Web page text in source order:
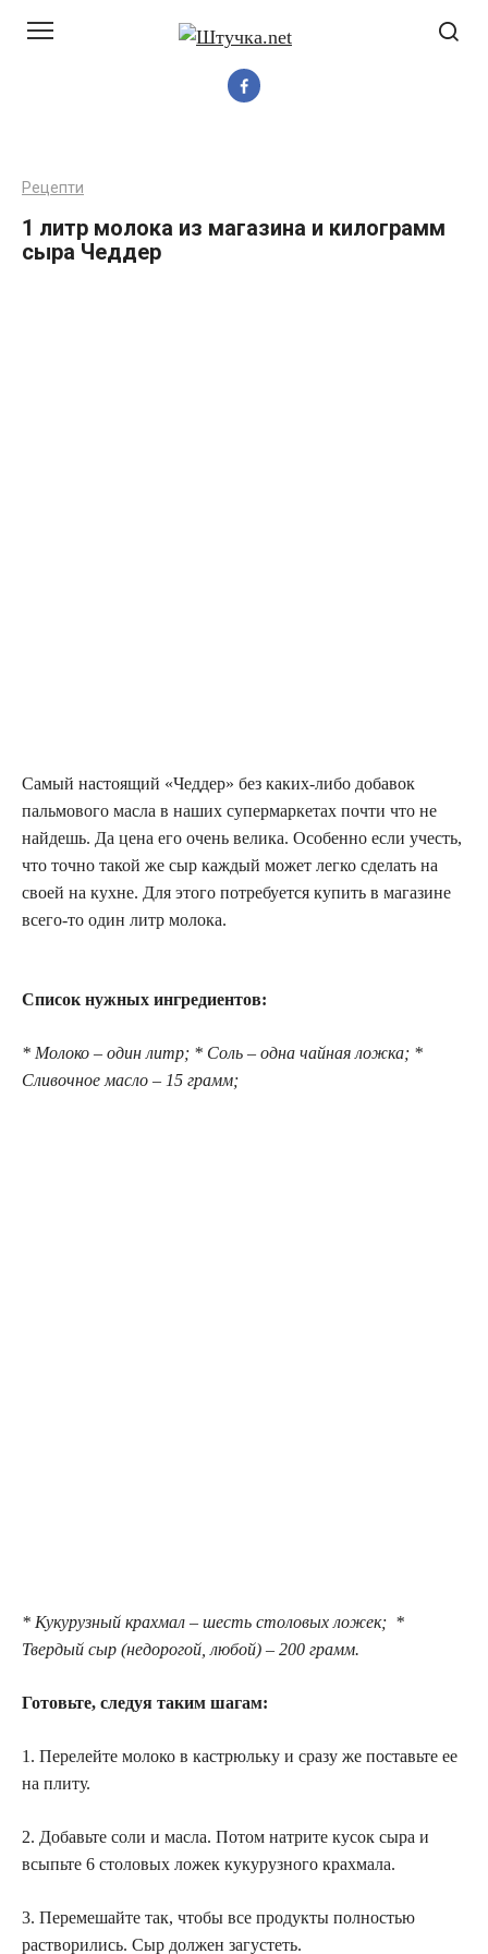
Рецепти
1 литр молока из магазина и килограмм
сыра Чеддер
Самый настоящий «Чеддер» без каких-либо добавок
пальмового масла в наших супермаркетах почти что не
найдешь. Да цена его очень велика. Особенно если учесть,
что точно такой же сыр каждый может легко сделать на
своей на кухне. Для этого потребуется купить в магазине
всего-то один литр молока.
Список нужных ингредиентов:
* Молоко – один литр; * Соль – одна чайная ложка; *
Сливочное масло – 15 грамм;
* Кукурузный крахмал – шесть столовых ложек; *
Твердый сыр (недорогой, любой) – 200 грамм.
Готовьте, следуя таким шагам:
1. Перелейте молоко в кастрюльку и сразу же поставьте ее
на плиту.
2. Добавьте соли и масла. Потом натрите кусок сыра и
всыпьте 6 столовых ложек кукурузного крахмала.
3. Перемешайте так, чтобы все продукты полностью
растворились. Сыр должен загустеть.